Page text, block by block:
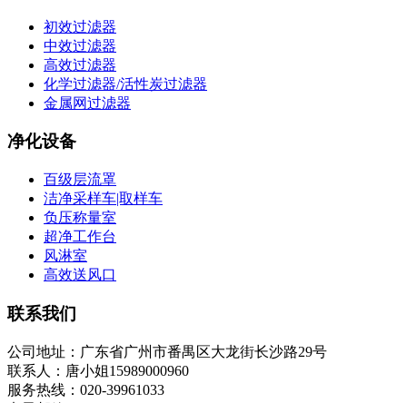
初效过滤器
中效过滤器
高效过滤器
化学过滤器/活性炭过滤器
金属网过滤器
净化设备
百级层流罩
洁净采样车|取样车
负压称量室
超净工作台
风淋室
高效送风口
联系我们
公司地址：广东省广州市番禺区大龙街长沙路29号
联系人：唐小姐15989000960
服务热线：020-39961033